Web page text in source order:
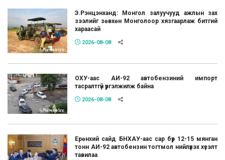
Э.Рэнцэнханд: Монгол залуучууд ажлын зах
зээлийг зөвхөн Монголоор хязгаарлаж битгий
хараасай
2026-08-08
ОХУ-аас АИ-92 автобензиний импорт
тасралтгүй үргэлжилж байна
2026-08-08
Ерөнхий сайд БНХАУ-аас сар бүр 12-15 мянган
тонн АИ-92 автобензин тогтмол нийлүүлэх хүсэлт
тавилаа